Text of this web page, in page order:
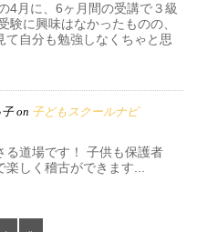
4月に、6ヶ月間の受講で３級
に興味はなかったものの、
て自分も勉強しなくちゃと思
on 子どもスクールナビ
る道場です！ 子供も保護者
しく稽古ができます...